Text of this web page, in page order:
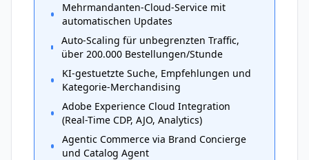
Mehrmandanten-Cloud-Service mit
automatischen Updates
Auto-Scaling für unbegrenzten Traffic,
über 200.000 Bestellungen/Stunde
KI-gestuetzte Suche, Empfehlungen und
Kategorie-Merchandising
Adobe Experience Cloud Integration
(Real-Time CDP, AJO, Analytics)
Agentic Commerce via Brand Concierge
und Catalog Agent